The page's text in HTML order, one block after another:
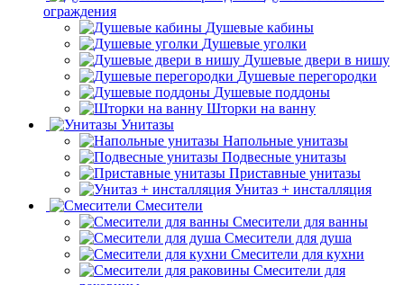
ограждения
Душевые кабины
Душевые уголки
Душевые двери в нишу
Душевые перегородки
Душевые поддоны
Шторки на ванну
Унитазы
Напольные унитазы
Подвесные унитазы
Приставные унитазы
Унитаз + инсталляция
Смесители
Смесители для ванны
Смесители для душа
Смесители для кухни
Смесители для